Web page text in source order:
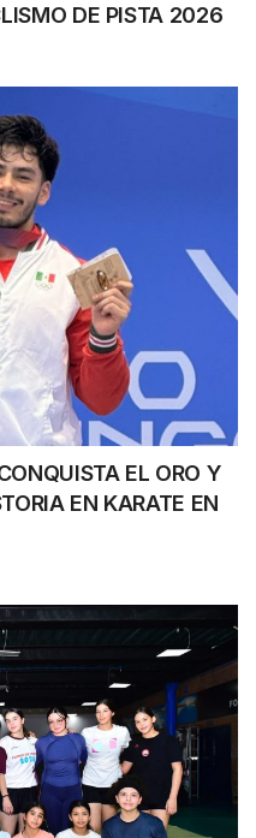
DE PISTA 2026
EL ORO Y
EN KARATE EN